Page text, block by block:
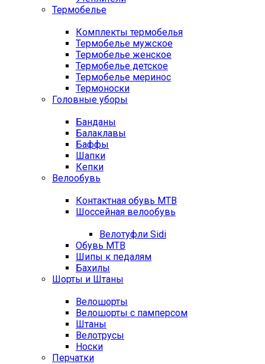
Термобелье
Комплекты термобелья
Термобелье мужское
Термобелье женское
Термобелье детское
Термобелье меринос
Термоноски
Головные уборы
Банданы
Балаклавы
Баффы
Шапки
Кепки
Велообувь
Контактная обувь MTB
Шоссейная велообувь
Велотуфли Sidi
Обувь MTB
Шипы к педалям
Бахилы
Шорты и Штаны
Велошорты
Велошорты с памперсом
Штаны
Велотрусы
Носки
Перчатки